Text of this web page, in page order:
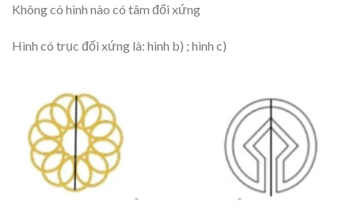
Không có hình nào có tâm đối xứng
Hình có trục đối xứng là: hình b) ; hình c)